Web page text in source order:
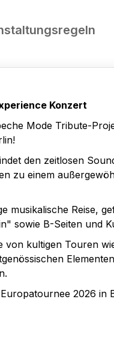
Konzert
Mode Tribute-
den zeitlosen
zu einem
musikalische Reise,
sowie B-Seiten und
von kultigen Touren
2026